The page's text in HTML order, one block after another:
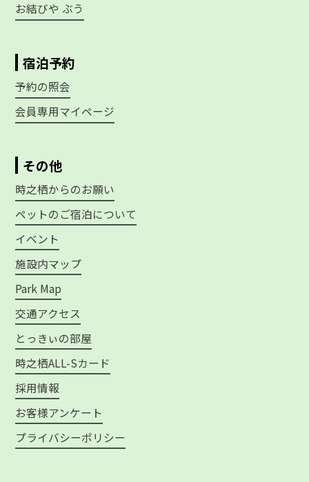
お結びや ぶう
宿泊予約
予約の照会
会員専用マイページ
その他
時之栖からのお願い
ペットのご宿泊について
イベント
施設内マップ
Park Map
交通アクセス
とっきぃの部屋
時之栖ALL-Sカード
採用情報
お客様アンケート
プライバシーポリシー